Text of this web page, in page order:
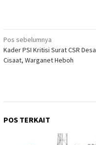
Navigasi
pos
Pos sebelumnya
Kader PSI Kritisi Surat CSR Desa
Cisaat, Warganet Heboh
POS TERKAIT